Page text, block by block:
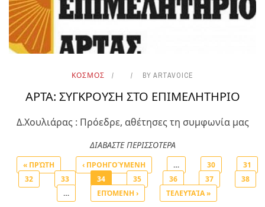
ΚΟΣΜΟΣ BY ARTAVOICE
ΑΡΤΑ: ΣΥΓΚΡΟΥΣΗ ΣΤΟ ΕΠΙΜΕΛΗΤΗΡΙΟ
Δ.Χουλιάρας : Πρόεδρε, αθέτησες τη συμφωνία μας
ΔΙΑΒΑΣΤΕ ΠΕΡΙΣΣΟΤΕΡΑ
Σελίδες
« ΠΡΏΤΗ ‹ ΠΡΟΗΓΟΎΜΕΝΗ … 30
31
32
33 34 35 36 37
38
…
ΕΠΌΜΕΝΗ › ΤΕΛΕΥΤΑΊΑ »